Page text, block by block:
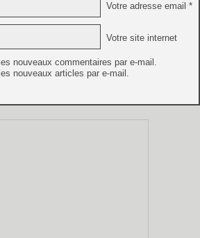
Votre adresse email *
Votre site internet
nouveaux commentaires par e-mail.
nouveaux articles par e-mail.